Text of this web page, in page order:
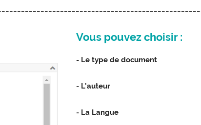
Vous pouvez choisir :
- Le type de document
- L'auteur
- La Langue